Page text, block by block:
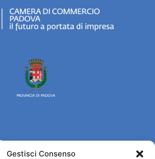
Gestisci Consenso